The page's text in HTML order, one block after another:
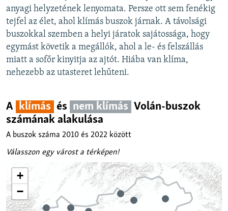
anyagi helyzetének lenyomata. Persze ott sem fenékig
tejfel az élet, ahol klímás buszok járnak. A távolsági
buszokkal szemben a helyi járatok sajátossága, hogy
egymást követik a megállók, ahol a le- és felszállás
miatt a sofőr kinyitja az ajtót. Hiába van klíma,
nehezebb az utasteret lehűteni.